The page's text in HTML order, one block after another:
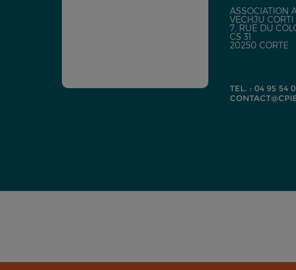
ASSOCIATION
VECHJU CORTI
7, RUE DU
CS 31
20250 CORTE
TEL. : 04 95 54